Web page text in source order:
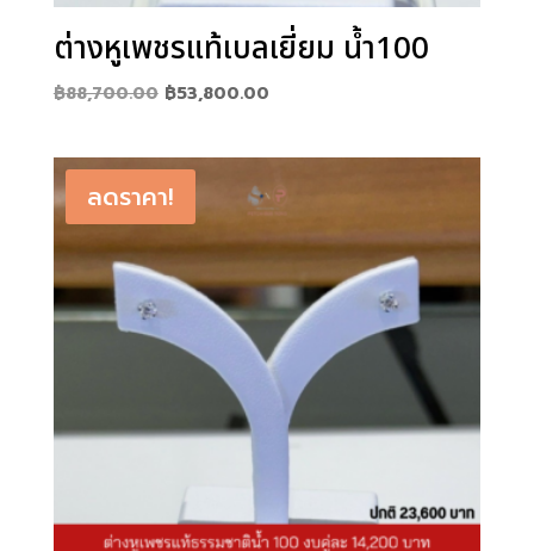
ต่างหูเพชรแท้เบลเยี่ยม น้ำ100
฿88,700.00 Original
฿88,700.00.
฿53,800.00Current
ลดราคา!